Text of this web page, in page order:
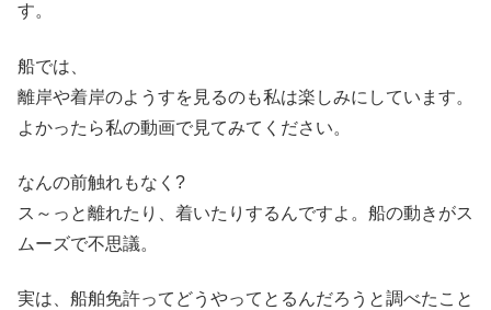
す。
船では、
離岸や着岸のようすを見るのも私は楽しみにしています。
よかったら私の動画で見てみてください。
なんの前触れもなく?
ス～っと離れたり、着いたりするんですよ。船の動きがス
ムーズで不思議。
実は、船舶免許ってどうやってとるんだろうと調べたこと